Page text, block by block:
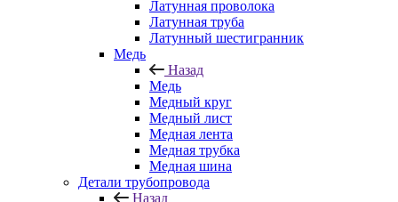
Латунная проволока
Латунная труба
Латунный шестигранник
Медь
Назад
Медь
Медный круг
Медный лист
Медная лента
Медная трубка
Медная шина
Детали трубопровода
Назад